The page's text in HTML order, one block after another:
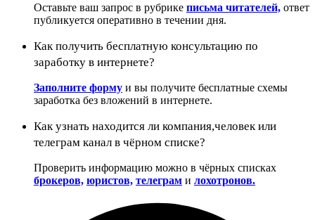
Оставьте ваш запрос в рубрике письма читателей, ответ
публикуется оперативно в течении дня.
Как получить бесплатную консультацию по
заработку в интернете?
Заполните форму и вы получите бесплатные схемы
заработка без вложений в интернете.
Как узнать находится ли компания,человек или
телеграм канал в чёрном списке?
Проверить информацию можно в чёрных списках
брокеров, юристов, телеграм и лохотронов.